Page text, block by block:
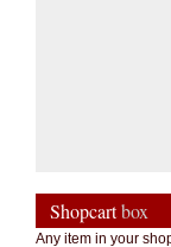
Shopcartbox
Any item in your